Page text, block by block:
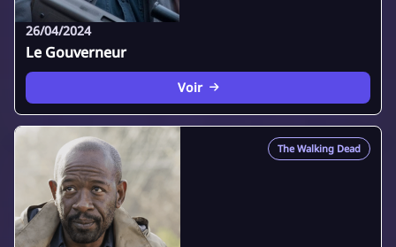
26/04/2024
Le Gouverneur
Voir
The Walking Dead